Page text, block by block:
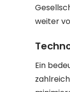
weiter
Ein